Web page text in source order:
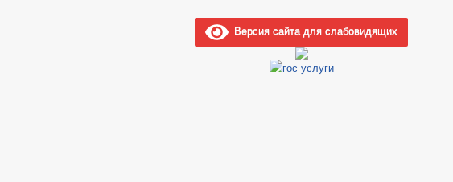
Версия сайта для слабовидящих